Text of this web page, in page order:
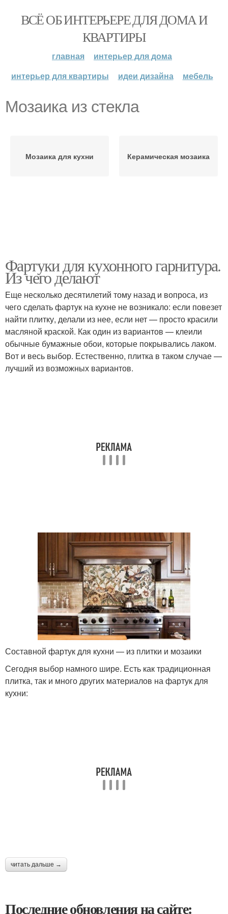
ВСЁ ОБ ИНТЕРЬЕРЕ ДЛЯ ДОМА И
КВАРТИРЫ
главная
интерьер для дома
интерьер для квартиры
идеи дизайна мебель
Мозаика из стекла
Мозаика для кухни Керамическая мозаика
Фартуки для кухонного гарнитура.
Из чего делают
Еще несколько десятилетий тому назад и вопроса, из
чего сделать фартук на кухне не возникало: если повезет
найти плитку, делали из нее, если нет — просто красили
масляной краской. Как один из вариантов — клеили
обычные бумажные обои, которые покрывались лаком.
Вот и весь выбор. Естественно, плитка в таком случае —
лучший из возможных вариантов.
Составной фартук для кухни — из плитки и мозаики
Сегодня выбор намного шире. Есть как традиционная
плитка, так и много других материалов на фартук для
кухни:
читать дальше →
Последние обновления на сайте: